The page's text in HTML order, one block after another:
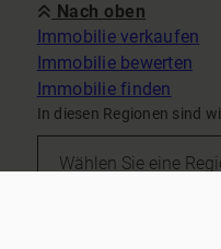
In diesen Regionen sind
Nach oben
Immobilie verkaufen
Immobilie bewerten
Immobilie finden